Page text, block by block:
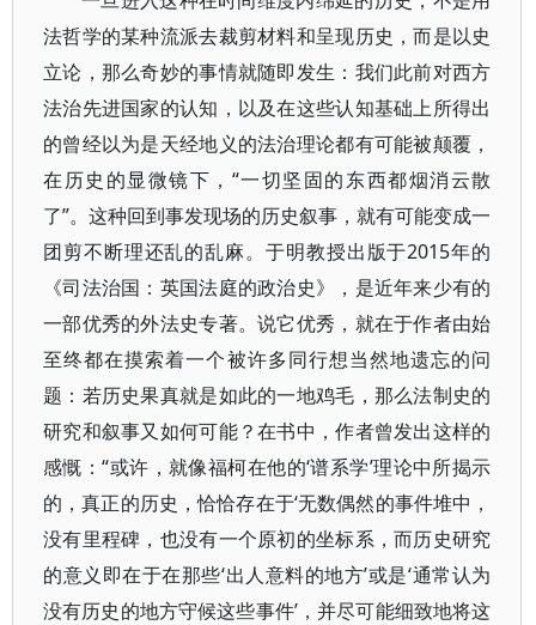
法哲学的某种流派去裁剪材料和呈现历史，而是以史
立论，那么奇妙的事情就随即发生：我们此前对西方
法治先进国家的认知，以及在这些认知基础上所得出
的曾经以为是天经地义的法治理论都有可能被颠覆，
在历史的显微镜下，“一切坚固的东西都烟消云散
了”。这种回到事发现场的历史叙事，就有可能变成一
团剪不断理还乱的乱麻。于明教授出版于2015年的
《司法治国：英国法庭的政治史》，是近年来少有的
一部优秀的外法史专著。说它优秀，就在于作者由始
至终都在摸索着一个被许多同行想当然地遗忘的问
题：若历史果真就是如此的一地鸡毛，那么法制史的
研究和叙事又如何可能？在书中，作者曾发出这样的
感慨：“或许，就像福柯在他的‘谱系学’理论中所揭示
的，真正的历史，恰恰存在于‘无数偶然的事件堆中，
没有里程碑，也没有一个原初的坐标系，而历史研究
的意义即在于在那些‘出人意料的地方’或是‘通常认为
没有历史的地方守候这些事件’，并尽可能细致地将这